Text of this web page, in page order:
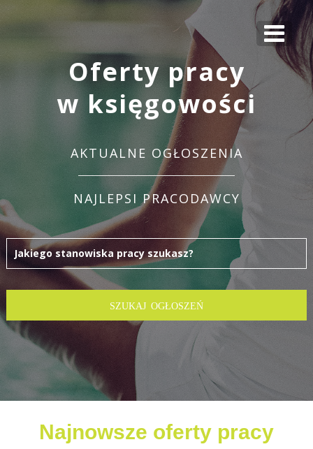
Oferty pracy
w księgowości
AKTUALNE OGŁOSZENIA
NAJLEPSI PRACODAWCY
Najnowsze oferty pracy